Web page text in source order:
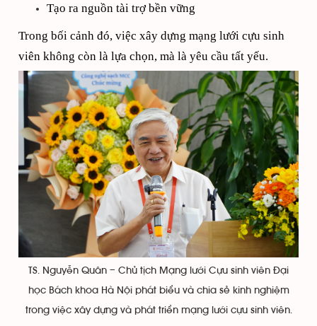
Tạo ra nguồn tài trợ bền vững
Trong bối cảnh đó, việc xây dựng mạng lưới cựu sinh
viên không còn là lựa chọn, mà là yêu cầu tất yếu.
TS. Nguyễn Quân – Chủ tịch Mạng lưới Cựu sinh viên Đại
học Bách khoa Hà Nội phát biểu và chia sẻ kinh nghiệm
trong việc xây dựng và phát triển mạng lưới cựu sinh viên.